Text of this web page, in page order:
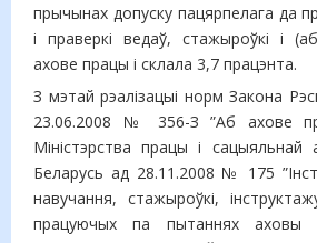
прычынах допуску пацярпелага да
і праверкі ведаў, стажыроўкі і
ахове працы і склала 3,7 працэнта.
З мэтай рэалізацыі норм Закона
23.06.2008 № 356-З ”Аб ахове
Міністэрства працы і сацыяльнай
Беларусь ад 28.11.2008 № 175
навучання, стажыроўкі,
працуючых па пытаннях аховы